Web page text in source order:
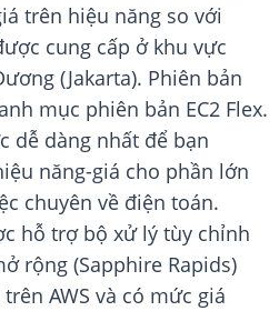
trên hiệu năng so với
cung cấp ở khu vực
(Jakarta). Phiên bản
mục phiên bản EC2 Flex.
dễ dàng nhất để bạn
năng-giá cho phần lớn
chuyên về điện toán.
hỗ trợ bộ xử lý tùy chỉnh
rộng (Sapphire Rapids)
AWS và có mức giá